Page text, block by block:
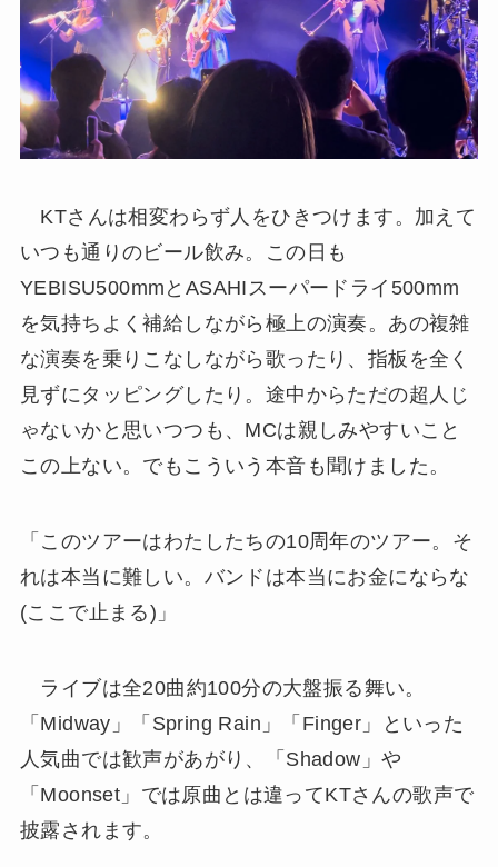
KTさんは相変わらず人をひきつけます。加えて
いつも通りのビール飲み。この日も
YEBISU500mmとASAHIスーパードライ500mm
を気持ちよく補給しながら極上の演奏。あの複雑
な演奏を乗りこなしながら歌ったり、指板を全く
見ずにタッピングしたり。途中からただの超人じ
ゃないかと思いつつも、MCは親しみやすいこと
この上ない。でもこういう本音も聞けました。
「このツアーはわたしたちの10周年のツアー。そ
れは本当に難しい。バンドは本当にお金にならな
(ここで止まる)」
ライブは全20曲約100分の大盤振る舞い。
「Midway」「Spring Rain」「Finger」といった
人気曲では歓声があがり、「Shadow」や
「Moonset」では原曲とは違ってKTさんの歌声で
披露されます。